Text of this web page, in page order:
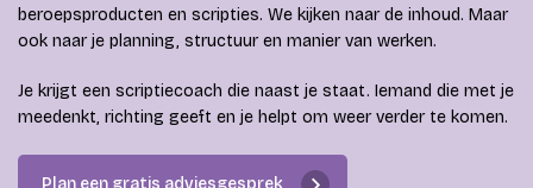
beroepsproducten en scripties. We kijken naar de inhoud. Maar
ook naar je planning, structuur en manier van werken.
Je krijgt een scriptiecoach die naast je staat. Iemand die met je
meedenkt, richting geeft en je helpt om weer verder te komen.
Plan een gratis adviesgesprek